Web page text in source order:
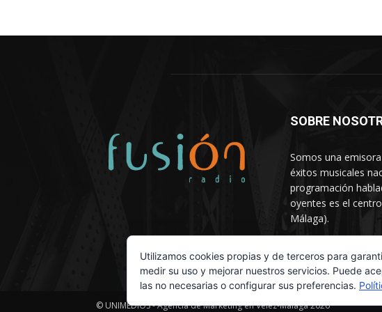
SOBRE
Somos una
éxitos musicales
programación
oyentes es el
Málaga).
© UNIMEDIOS - Agencia de Marketing en Vélez-Málaga 2026
Utilizamos cookies propias y de terceros para
medir su uso y mejorar nuestros servicios. Puede
las no necesarias o configurar sus preferencias.